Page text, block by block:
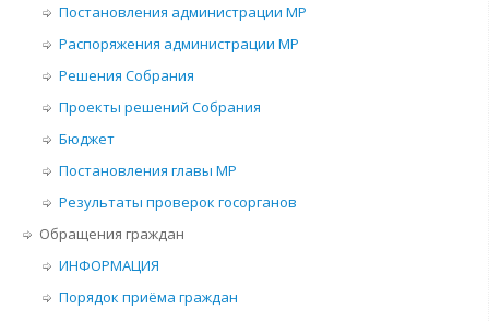
Постановления администрации МР
Распоряжения администрации МР
Решения Собрания
Проекты решений Собрания
Бюджет
Постановления главы МР
Результаты проверок госорганов
Обращения граждан
ИНФОРМАЦИЯ
Порядок приёма граждан